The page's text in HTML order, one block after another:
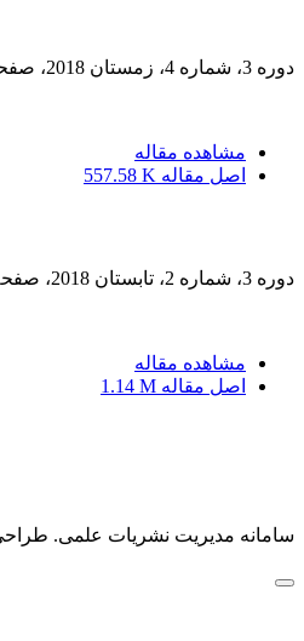
دوره 3، شماره 4، زمستان 2018، صفحه
مشاهده مقاله
اصل مقاله 557.58 K
دوره 3، شماره 2، تابستان 2018، صفحه
مشاهده مقاله
اصل مقاله 1.14 M
سامانه مدیریت نشریات علمی.